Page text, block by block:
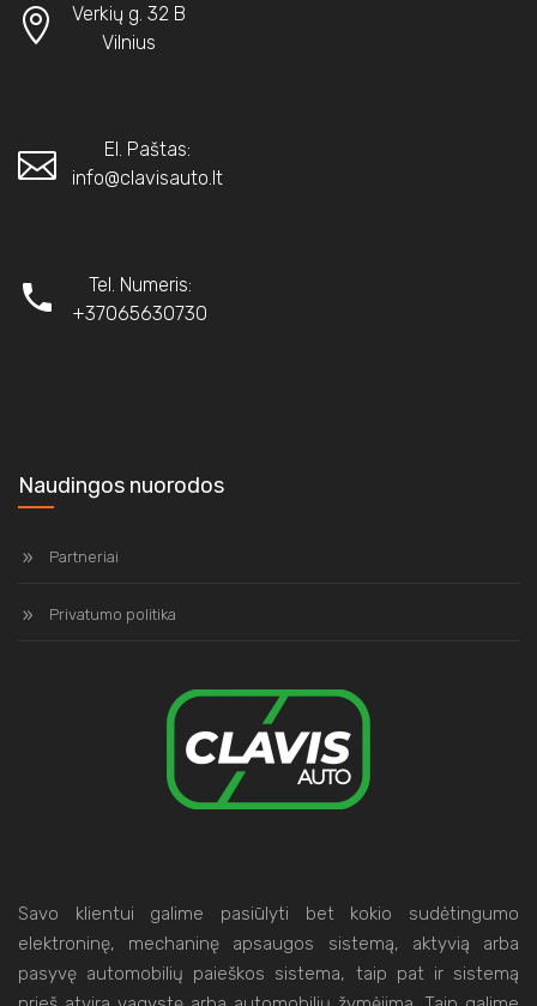
Verkių g. 32 B
Vilnius
El. Paštas:
info@clavisauto.lt
Tel. Numeris:
+37065630730
Naudingos nuorodos
Partneriai
Privatumo politika
Savo klientui galime pasiūlyti bet kokio sudėtingumo
elektroninę, mechaninę apsaugos sistemą, aktyvią arba
pasyvę automobilių paieškos sistema, taip pat ir sistemą